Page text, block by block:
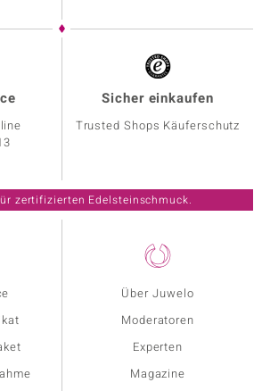
Über Juwelo
Moderatoren
Experten
Magazine
Sicher einkaufen
Trusted Shops Käuferschutz
zertifizierten Edelsteinschmuck.